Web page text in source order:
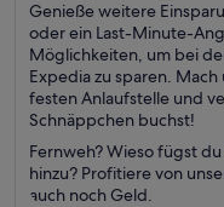
Genieße weitere
oder ein Last-Minute-
Möglichkeiten, um bei
Expedia zu sparen.
festen Anlaufstelle und
Schnäppchen buchst!
Fernweh? Wieso fügst
hinzu? Profitiere von
auch noch Geld.